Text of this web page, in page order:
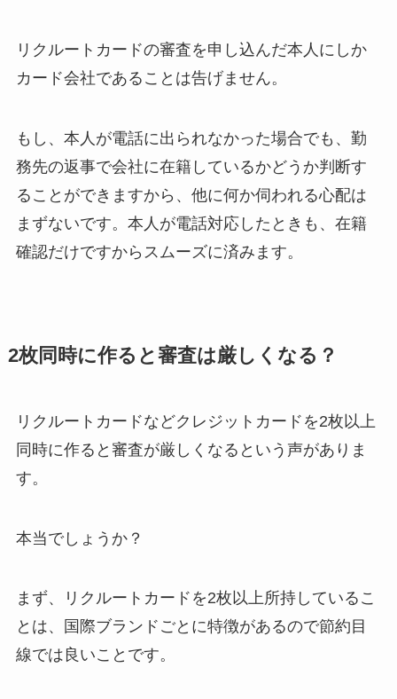
リクルートカードの審査を申し込んだ本人にしか
カード会社であることは告げません。
もし、本人が電話に出られなかった場合でも、勤
務先の返事で会社に在籍しているかどうか判断す
ることができますから、他に何か伺われる心配は
まずないです。本人が電話対応したときも、在籍
確認だけですからスムーズに済みます。
2枚同時に作ると審査は厳しくなる？
リクルートカードなどクレジットカードを2枚以上
同時に作ると審査が厳しくなるという声がありま
す。
本当でしょうか？
まず、リクルートカードを2枚以上所持しているこ
とは、国際ブランドごとに特徴があるので節約目
線では良いことです。